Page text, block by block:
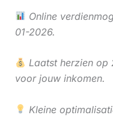
Online
01-2026.
Laatst herzien op
voor jouw inkomen.
Kleine